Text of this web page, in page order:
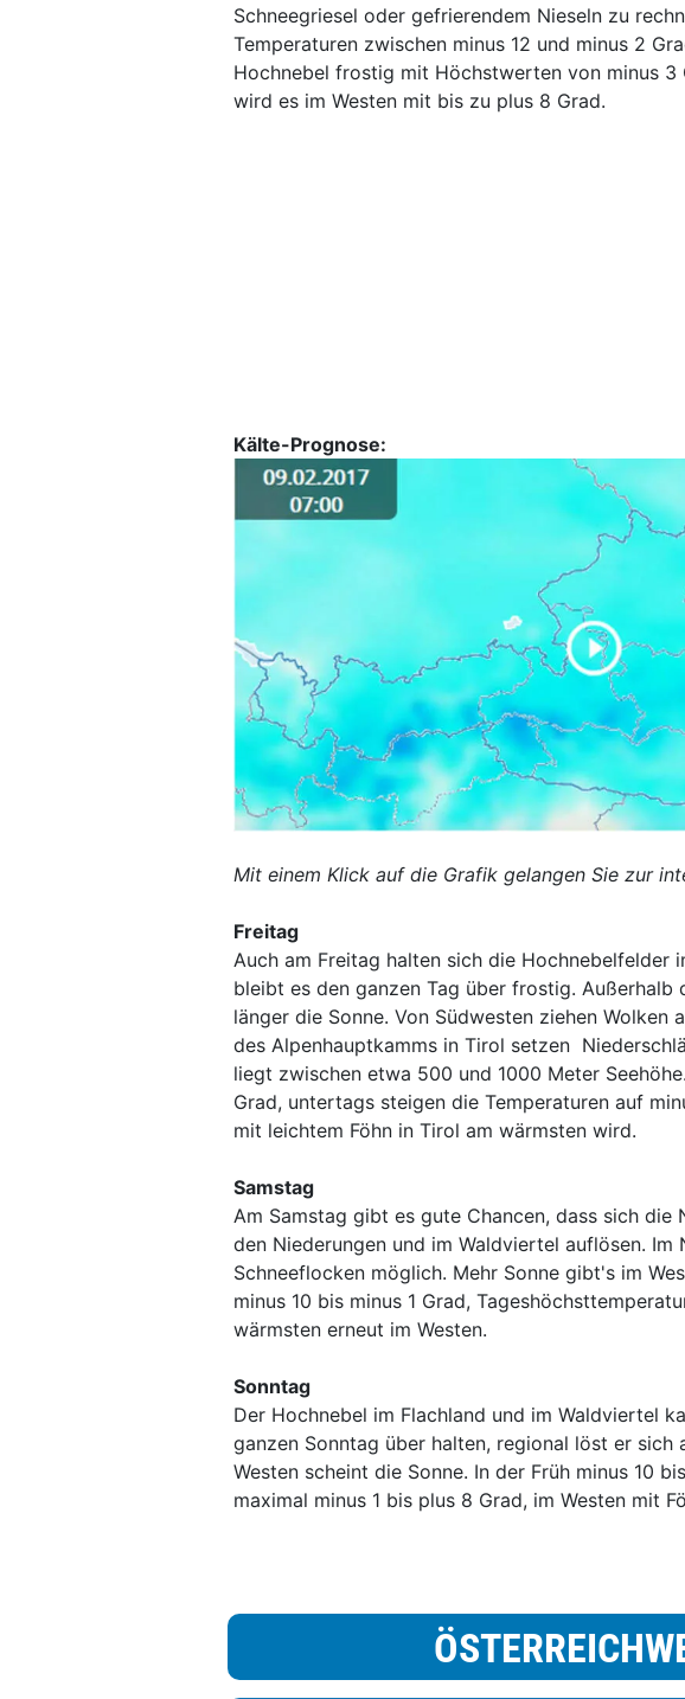
Schneegriesel oder gefrierendem Nieseln zu
Temperaturen zwischen minus 12 und minus 2
Hochnebel frostig mit Höchstwerten von minus 3
wird es im Westen mit bis zu plus 8 Grad.
Kälte-Prognose:
Mit einem Klick auf die Grafik gelangen Sie zur
Freitag
Auch am Freitag halten sich die Hochnebelfelder
bleibt es den ganzen Tag über frostig. Außerhalb
länger die Sonne. Von Südwesten ziehen Wolken
des Alpenhauptkamms in Tirol setzen
liegt zwischen etwa 500 und 1000 Meter
Grad, untertags steigen die Temperaturen auf
mit leichtem Föhn in Tirol am wärmsten wird.
Samstag
Am Samstag gibt es gute Chancen, dass sich
den Niederungen und im Waldviertel auflösen. Im
Schneeflocken möglich. Mehr Sonne gibt's im
minus 10 bis minus 1 Grad,
wärmsten erneut im Westen.
Sonntag
Der Hochnebel im Flachland und im Waldviertel
ganzen Sonntag über halten, regional löst er sich
Westen scheint die Sonne. In der Früh minus 10
maximal minus 1 bis plus 8 Grad, im Westen mit